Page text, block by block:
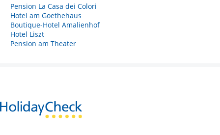
Pension La Casa dei Colori
Hotel am Goethehaus
Boutique-Hotel Amalienhof
Hotel Liszt
Pension am Theater